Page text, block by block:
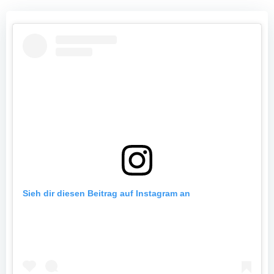
Sieh dir diesen Beitrag auf Instagram an